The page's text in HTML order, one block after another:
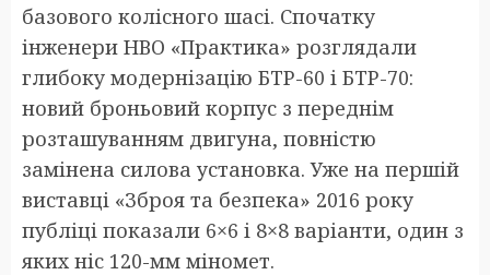
базового колісного шасі. Спочатку
інженери НВО «Практика» розглядали
глибоку модернізацію БТР-60 і БТР-70:
новий броньовий корпус з переднім
розташуванням двигуна, повністю
замінена силова установка. Уже на першій
виставці «Зброя та безпека» 2016 року
публіці показали 6×6 і 8×8 варіанти, один з
яких ніс 120-мм міномет.